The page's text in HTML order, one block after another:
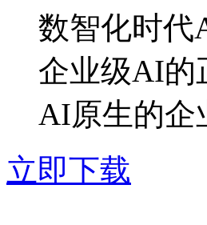
数智化时代
企业级AI的
AI原生的企
立即下载